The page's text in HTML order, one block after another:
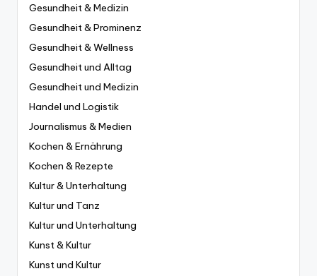
Gesundheit & Medizin
Gesundheit & Prominenz
Gesundheit & Wellness
Gesundheit und Alltag
Gesundheit und Medizin
Handel und Logistik
Journalismus & Medien
Kochen & Ernährung
Kochen & Rezepte
Kultur & Unterhaltung
Kultur und Tanz
Kultur und Unterhaltung
Kunst & Kultur
Kunst und Kultur